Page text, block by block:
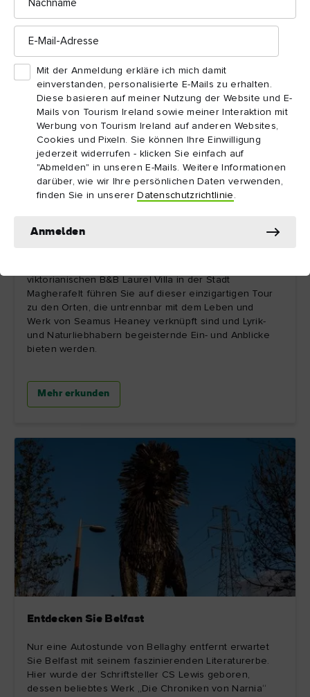
E-
Mail-
Mit der Anmeldung erkläre ich mich damit
einverstanden, personalisierte E-Mails zu erhalten.
Diese basieren auf meiner Nutzung der Website und E-
Mails von Tourism Ireland sowie meiner Interaktion mit
Werbung von Tourism Ireland auf anderen Websites,
Cookies und Pixeln. Sie können Ihre Einwilligung
jederzeit widerrufen - klicken Sie einfach auf
"Abmelden" in unseren E-Mails. Weitere Informationen
darüber, wie wir Ihre persönlichen Daten verwenden,
finden Sie in unserer Datenschutzrichtlinie .
Anmelden
Seamus Heaney
viktorianischen B&B Laurel Villa in der Stadt
Magherafelt führen Sie auf dieser einzigartigen Tour
zu den Orten, die untrennbar mit dem Leben und
Werk von Seamus Heaney verknüpft sind und Lyrik-
und Naturliebhabern begeisternde Ein- und Anblicke
bieten werden.
Mehr erkunden
Entdecken Sie Belfast
Nur eine Autostunde von Bellaghy entfernt erwartet
Sie Belfast mit seinem faszinierenden Literaturerbe.
Hier wurde der Schriftsteller CS Lewis geboren,
dessen beliebtes Werk „Die Chroniken von Narnia“